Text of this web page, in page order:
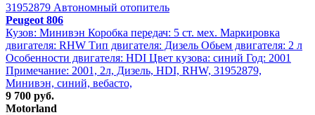
31952879 Автономный отопитель
Peugeot 806
Кузов: Минивэн Коробка передач: 5 ст. мех. Маркировка
двигателя: RHW Тип двигателя: Дизель Обьем двигателя: 2 л
Особенности двигателя: HDI Цвет кузова: синий Год: 2001
Примечание: 2001, 2л, Дизель, HDI, RHW, 31952879,
Минивэн, синий, вебасто,
9 700 руб.
Motorland